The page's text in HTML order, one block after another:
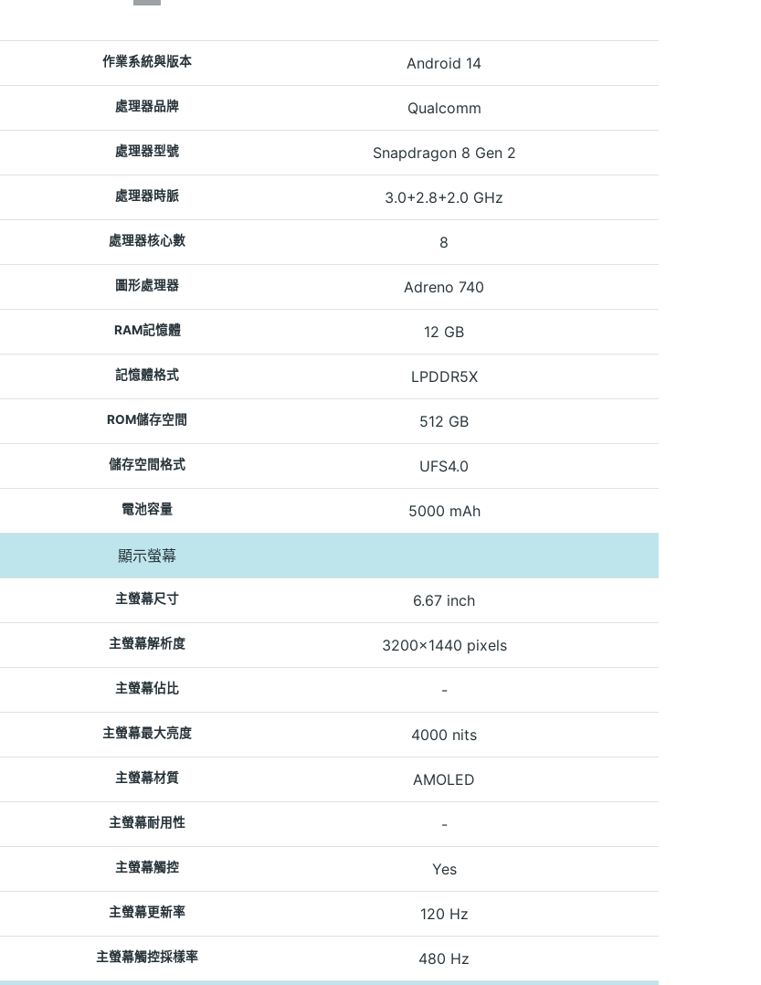
作業系統與版本 Android 14
處理器品牌 Qualcomm
處理器型號 Snapdragon 8 Gen 2
處理器時脈 3.0+2.8+2.0 GHz
處理器核心數 8
圖形處理器 Adreno 740
RAM記憶體 12 GB
記憶體格式 LPDDR5X
ROM儲存空間 512 GB
儲存空間格式 UFS4.0
電池容量 5000 mAh
顯示螢幕
主螢幕尺寸 6.67 inch
主螢幕解析度 3200x1440 pixels
主螢幕佔比 -
主螢幕最大亮度 4000 nits
主螢幕材質 AMOLED
主螢幕耐用性 -
主螢幕觸控 Yes
主螢幕更新率 120 Hz
主螢幕觸控採樣率 480 Hz